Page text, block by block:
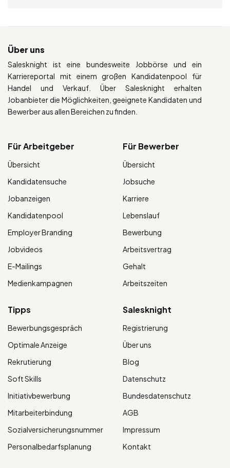
Über uns
Salesknight ist eine bundesweite Jobbörse und ein
Karriereportal mit einem großen Kandidatenpool für
Handel und Verkauf. Über Salesknight erhalten
Jobanbieter die Möglichkeiten, geeignete Kandidaten und
Bewerber aus allen Bereichen zu finden.
Für Arbeitgeber
Übersicht
Kandidatensuche
Jobanzeigen
Kandidatenpool
Employer Branding
Jobvideos
E-Mailings
Medienkampagnen
Für Bewerber
Übersicht
Jobsuche
Karriere
Lebenslauf
Bewerbung
Arbeitsvertrag
Gehalt
Arbeitszeiten
Tipps
Bewerbungsgespräch
Optimale Anzeige
Rekrutierung
Soft Skills
Initiativbewerbung
Mitarbeiterbindung
Sozialversicherungsnummer
Personalbedarfsplanung
Salesknight
Registrierung
Über uns
Blog
Datenschutz
Bundesdatenschutz
AGB
Impressum
Kontakt